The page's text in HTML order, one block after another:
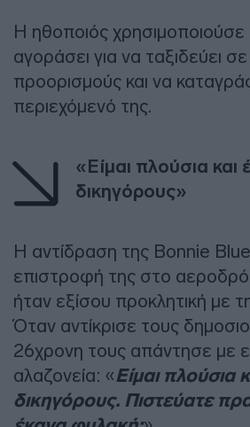
Η ηθοποιός χρησιμοποιούσε
αγοράσει για να ταξιδεύει
προορισμούς και να
περιεχόμενό της.
«Είμαι πλούσια και
δικηγόρους»
Η αντίδραση της Bonnie
επιστροφή της στο
ήταν εξίσου προκλητική με
Όταν αντίκρισε τους
26χρονη τους απάντησε με
αλαζονεία: «Είμαι πλούσια
δικηγόρους. Πιστεύατε